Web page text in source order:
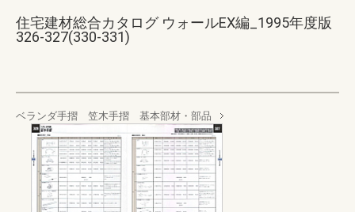
住宅建材総合カタログ ウォールEX編_1995年度版
326-327(330-331)
ベランダ手摺 笠木手摺 基本部材・部品